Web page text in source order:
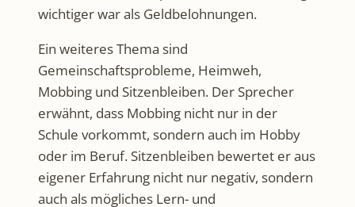
wichtiger war als Geldbelohnungen.
Ein weiteres Thema sind
Gemeinschaftsprobleme, Heimweh,
Mobbing und Sitzenbleiben. Der Sprecher
erwähnt, dass Mobbing nicht nur in der
Schule vorkommt, sondern auch im Hobby
oder im Beruf. Sitzenbleiben bewertet er aus
eigener Erfahrung nicht nur negativ, sondern
auch als mögliches Lern- und